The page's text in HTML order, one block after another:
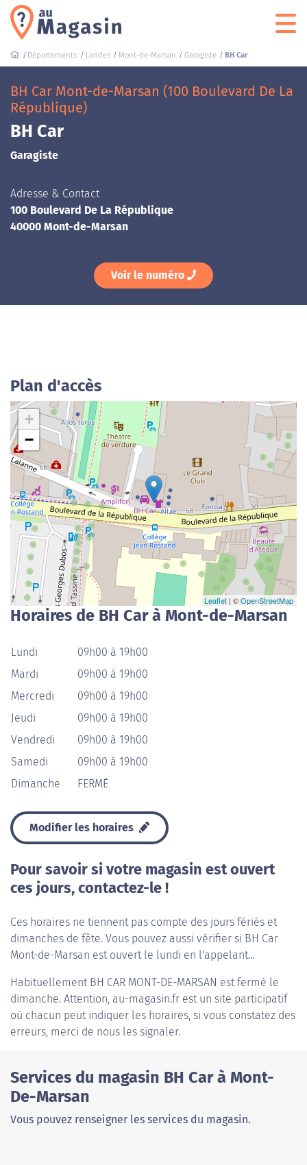
Départements Landes Mont-de-Marsan Garagiste BH Car
BH Car Mont-de-Marsan (100 Boulevard De La
République)
BH Car
Garagiste
Adresse & Contact
100 Boulevard De La République
40000 Mont-de-Marsan
Voir le numéro
Plan d'accès
+
−
Leaflet | ©OpenStreetMap
Horaires de BH Car à Mont-de-Marsan
Lundi
09h00 à 19h00
Mardi
09h00 à 19h00
Mercredi
09h00 à 19h00
Jeudi
09h00 à 19h00
Vendredi
09h00 à 19h00
Samedi
09h00 à 19h00
Dimanche
FERMÉ
Modifier les horaires
Pour savoir si votre magasin est ouvert
ces jours, contactez-le !
Ces horaires ne tiennent pas compte des jours fériés et
dimanches de fête. Vous pouvez aussi vérifier si BH Car
Mont-de-Marsan est ouvert le lundi en l'appelant...
Habituellement BH CAR MONT-DE-MARSAN est fermé le
dimanche. Attention, au-magasin.fr est un site participatif
où chacun peut indiquer les horaires, si vous constatez des
erreurs, merci de nous les signaler.
Services du magasin BH Car à Mont-
De-Marsan
Vous pouvez renseigner les services du magasin.